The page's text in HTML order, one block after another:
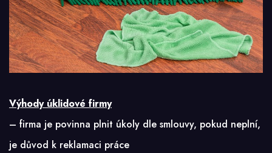
Výhody úklidové firmy
– firma je povinna plnit úkoly dle smlouvy, pokud neplní,
je důvod k reklamaci práce